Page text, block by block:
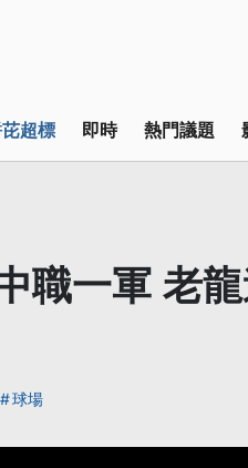
超標 即時 熱門議題
職一軍 老
球場